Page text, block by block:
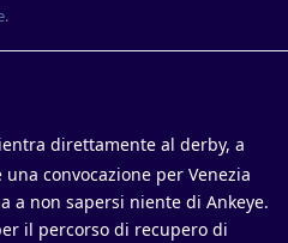
.
direttamente al derby, a
convocazione per Venezia
a non sapersi niente di Ankeye.
il percorso di recupero di